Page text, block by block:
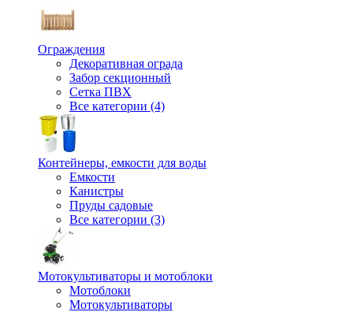
Ограждения
Декоративная ограда
Забор секционный
Сетка ПВХ
Все категории (4)
Контейнеры, емкости для воды
Емкости
Канистры
Пруды садовые
Все категории (3)
Мотокультиваторы и мотоблоки
Мотоблоки
Мотокультиваторы